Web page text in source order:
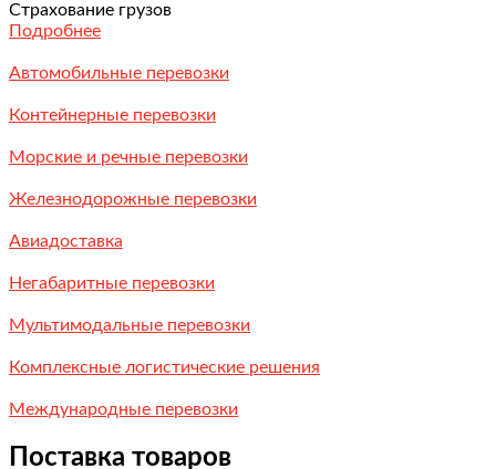
Страхование грузов
Подробнее
Автомобильные перевозки
Контейнерные перевозки
Морские и речные перевозки
Железнодорожные перевозки
Авиадоставка
Негабаритные перевозки
Мультимодальные перевозки
Комплексные логистические решения
Международные перевозки
Поставка товаров